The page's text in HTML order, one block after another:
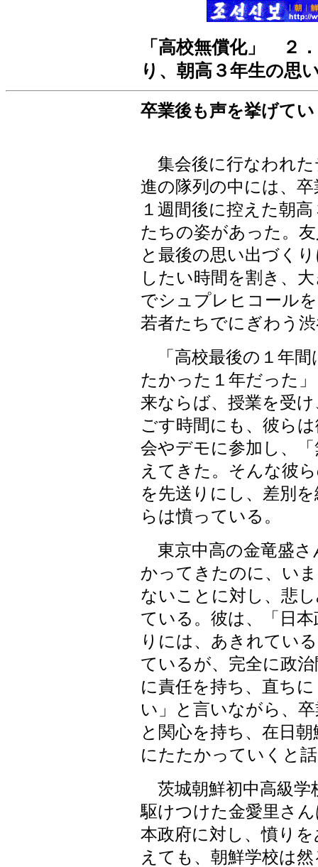
「高校無償化」 ２
り、朝高３年生の思
卒業後も声を挙げて
集会後に行なわれた
進の隊列の中には、卒
１週間後に控えた朝高
たちの姿があった。
と最後の思い出づく
したい時間を割き、
でシュプレヒコール
若者たちでにぎわう
「高校最後の１年間
たかった１年だった
来ならば、授業を受
ごす時間にも、彼ら
会やデモに参加し、
えてきた。そんな彼
を先送りにし、差別
らは憤っている。
東京中高の金竜盛さ
かってきたのに、い
ないことに対し、悲
ている。彼は、「日
りには、あきれてい
ているが、完全に政
に責任を持ち、直ち
い」と言いながら、
と関心を持ち、在日
にたたかっていくと
茨城朝鮮初中高級学
駆けつけた金愛里さ
本政府に対し、憤り
えても、朝鮮学校は